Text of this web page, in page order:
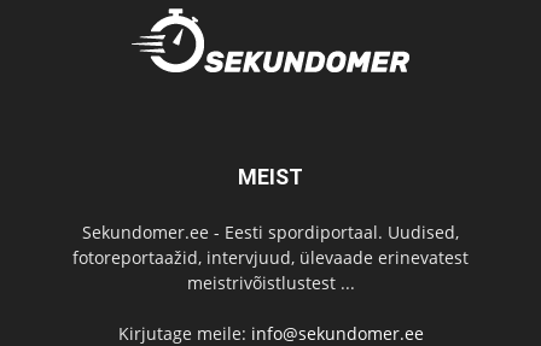
MEIST
Sekundomer.ee - Eesti spordiportaal. Uudised,
fotoreportaažid, intervjuud, ülevaade erinevatest
meistrivõistlustest ...
Kirjutage meile: info@sekundomer.ee